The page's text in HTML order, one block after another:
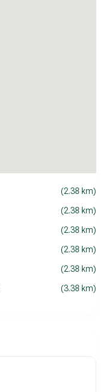
(2.38 km)
(2.38 km)
(2.38 km)
(2.38 km)
(2.38 km)
(3.38 km)